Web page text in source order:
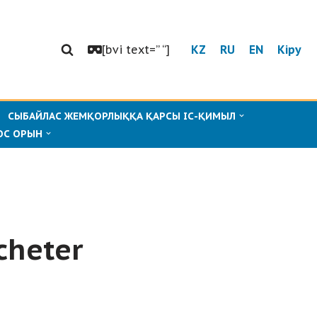
[bvi text=” “] KZ RU EN Кіру
СЫБАЙЛАС ЖЕМҚОРЛЫҚҚА ҚАРСЫ ІС-ҚИМЫЛ
ОРЫН